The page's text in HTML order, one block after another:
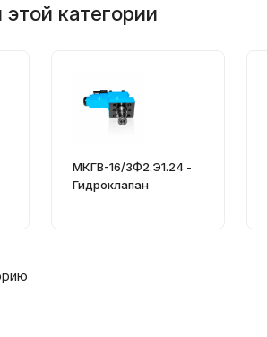
категории
МКГВ-16/3Ф2.Э1.24 -
Гидроклапан